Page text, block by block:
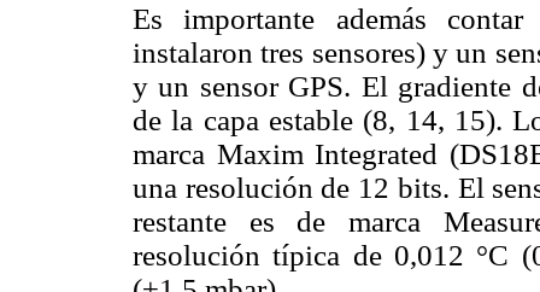
Es importante además
instalaron tres sensores) y un
y un sensor GPS. El gradiente
de la capa estable (8, 14, 15).
marca Maxim Integrated
una resolución de 12 bits. El
restante es de marca
resolución típica de 0,012 °C